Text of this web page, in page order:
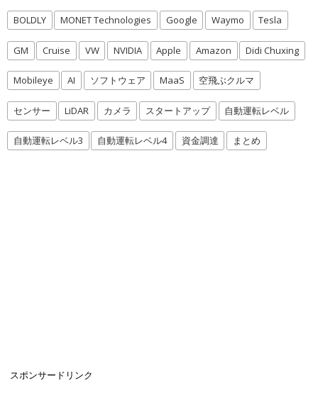
BOLDLY MONET Technologies Google Waymo Tesla
GM Cruise VW NVIDIA Apple Amazon Didi Chuxing
Mobileye AI ソフトウェア MaaS 空飛ぶクルマ
センサー LiDAR カメラ スタートアップ 自動運転レベル
自動運転レベル3 自動運転レベル4 資金調達 まとめ
スポンサードリンク